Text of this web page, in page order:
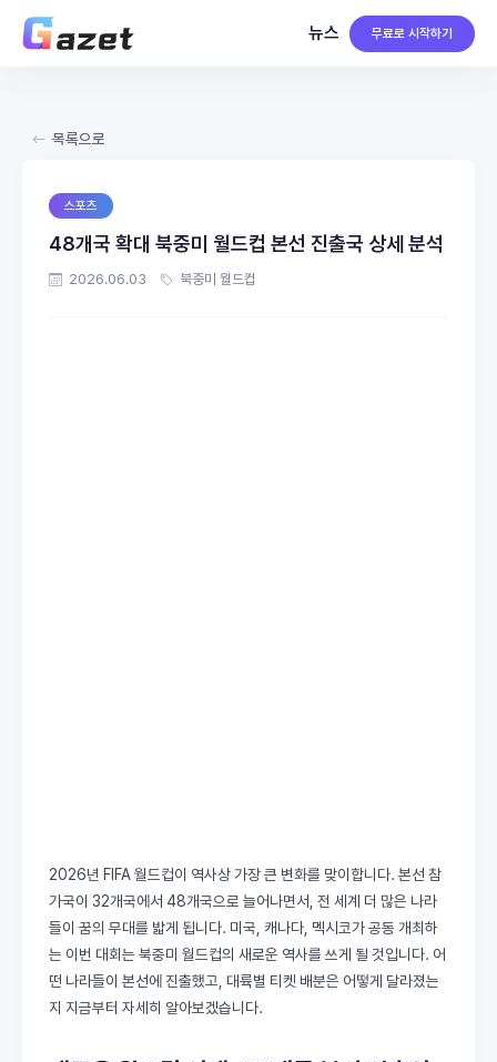
뉴스 무료로 시작하기
목록으로
스포츠
48개국 확대 북중미 월드컵 본선 진출국 상세 분석
2026.06.03 북중미 월드컵
2026년 FIFA 월드컵이 역사상 가장 큰 변화를 맞이합니다. 본선 참
가국이 32개국에서 48개국으로 늘어나면서, 전 세계 더 많은 나라
들이 꿈의 무대를 밟게 됩니다. 미국, 캐나다, 멕시코가 공동 개최하
는 이번 대회는 북중미 월드컵의 새로운 역사를 쓰게 될 것입니다. 어
떤 나라들이 본선에 진출했고, 대륙별 티켓 배분은 어떻게 달라졌는
지 지금부터 자세히 알아보겠습니다.